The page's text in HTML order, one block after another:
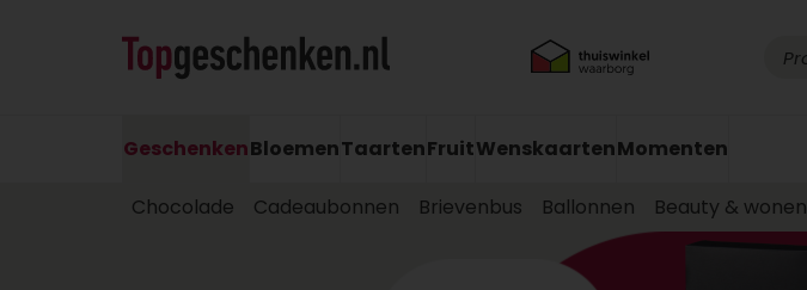
GeschenkenBloemenTaartenFruitWenskaartenMomenten
Chocolade Cadeaubonnen Brievenbus Ballonnen Beauty & wonen